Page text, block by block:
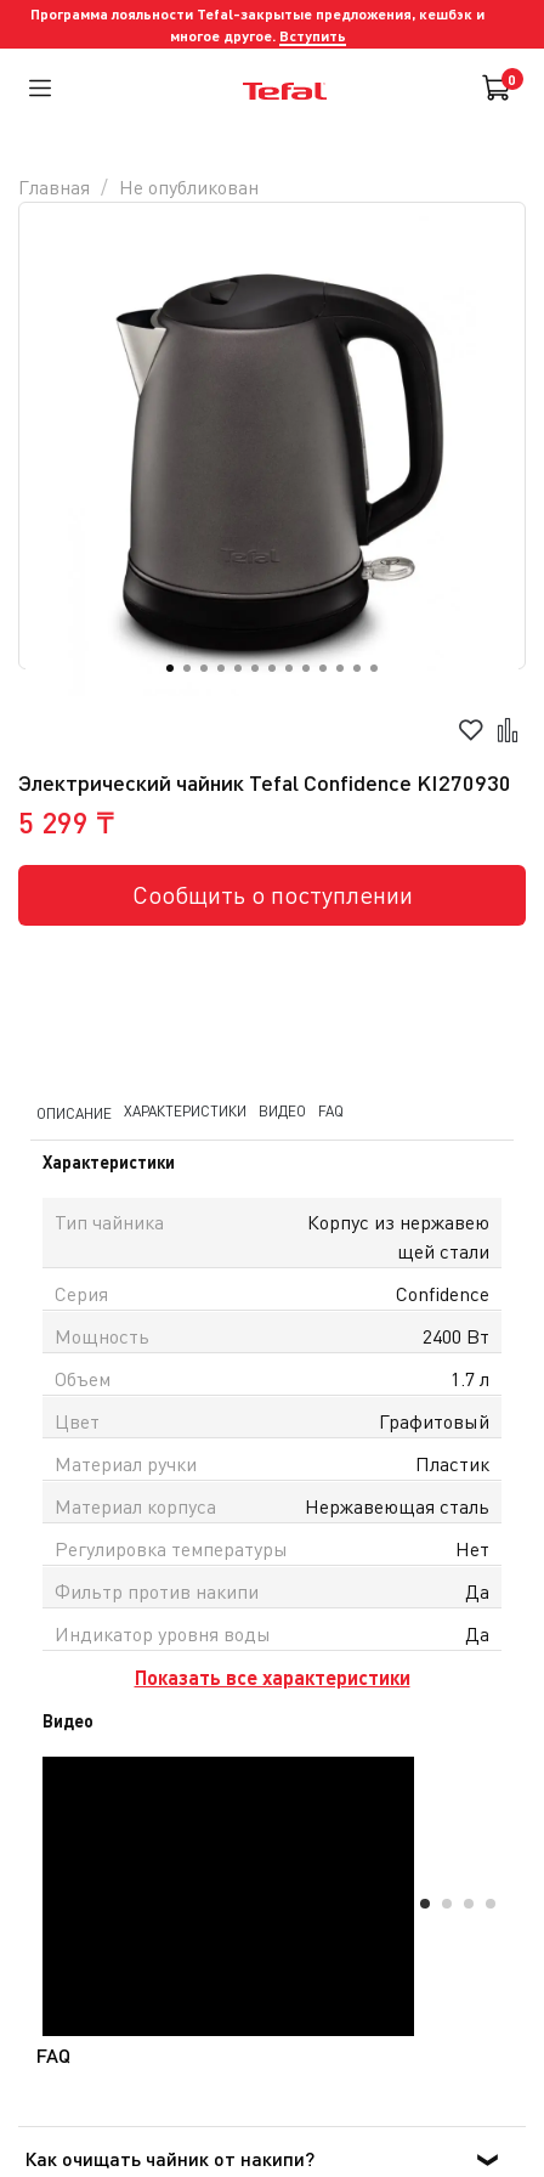
Программа лояльности Tefal-закрытые предложения, кешбэк и
многое другое. Вступить
0
Электрический чайник Tefal Confidence KI270930
5 299 ₸
Сообщить о поступлении
Главная Не опубликован
ОПИСАНИЕ ХАРАКТЕРИСТИКИ ВИДЕО FAQ
Характеристики
Тип чайника
Корпус из нержавею
щей стали
Серия
Confidence
Мощность
2400 Вт
Объем
1.7 л
Цвет
Графитовый
Материал ручки
Пластик
Материал корпуса
Нержавеющая сталь
Регулировка температуры
Нет
Фильтр против накипи
Да
Индикатор уровня воды
Да
Показать все характеристики
Видео
FAQ
Как очищать чайник от накипи?